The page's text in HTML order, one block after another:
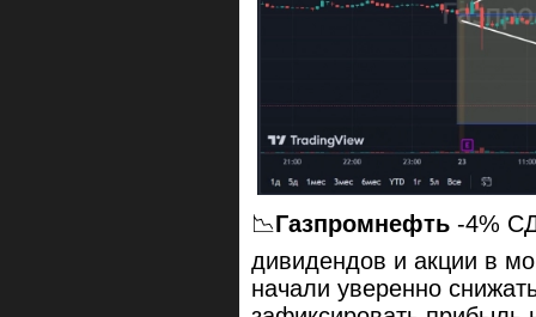
📉Газпромнефть -4%
дивидендов и акции в
начали уверенно